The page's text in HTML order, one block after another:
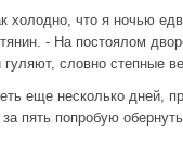
холодно, что я ночью
- На постоялом
гуляют, словно степные
еще несколько дней,
пять попробую